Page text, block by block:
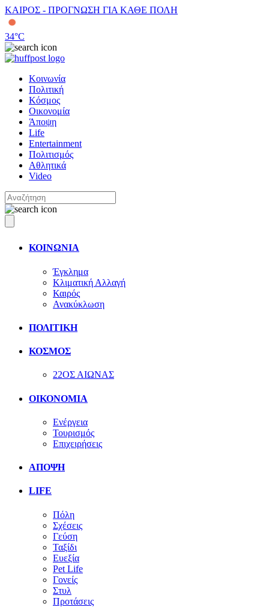
ΚΑΙΡΟΣ - ΠΡΟΓΝΩΣΗ ΓΙΑ ΚΑΘΕ ΠΟΛΗ
34°C
Κοινωνία
Πολιτική
Κόσμος
Οικονομία
Άποψη
Life
Entertainment
Πολιτισμός
Αθλητικά
Video
ΚΟΙΝΩΝΙΑ
Έγκλημα
Κλιματική Αλλαγή
Καιρός
Ανακύκλωση
ΠΟΛΙΤΙΚΗ
ΚΟΣΜΟΣ
22ΟΣ ΑΙΩΝΑΣ
ΟΙΚΟΝΟΜΙΑ
Ενέργεια
Τουρισμός
Επιχειρήσεις
ΑΠΟΨΗ
LIFE
Πόλη
Σχέσεις
Γεύση
Ταξίδι
Ευεξία
Pet Life
Γονείς
Στυλ
Προτάσεις